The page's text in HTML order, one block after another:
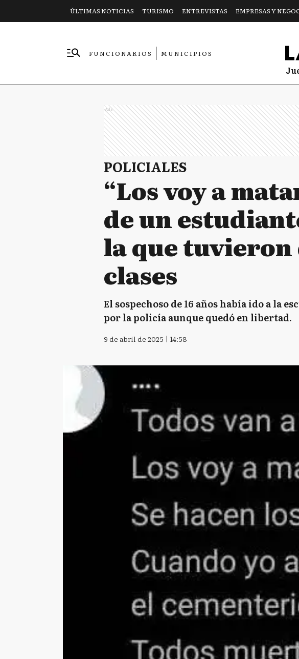
ÚLTIMAS NOTICIAS TURISMO ENTREVISTAS EMPRESAS Y
FUNCIONARIOS
MUNICIPIOS
Ads
POLICIALES
“Los voy a
de un
la que tuvieron
clases
El sospechoso de 16 años había ido a la
por la policía aunque quedó en libertad.
9 de abril de 2025 | 14:58